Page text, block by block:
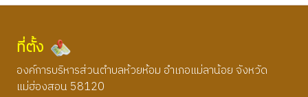
ที่ตั้ง
องค์การบริหารส่วนตำบลห้วยห้อม อำเภอแม่ลาน้อย จังหวัด
แม่ฮ่องสอน 58120